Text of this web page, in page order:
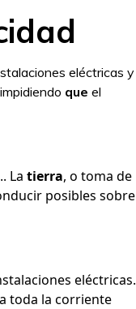
eléctricas y
que el
La tierra, o toma de
posibles sobre
eléctricas.
toda la corriente